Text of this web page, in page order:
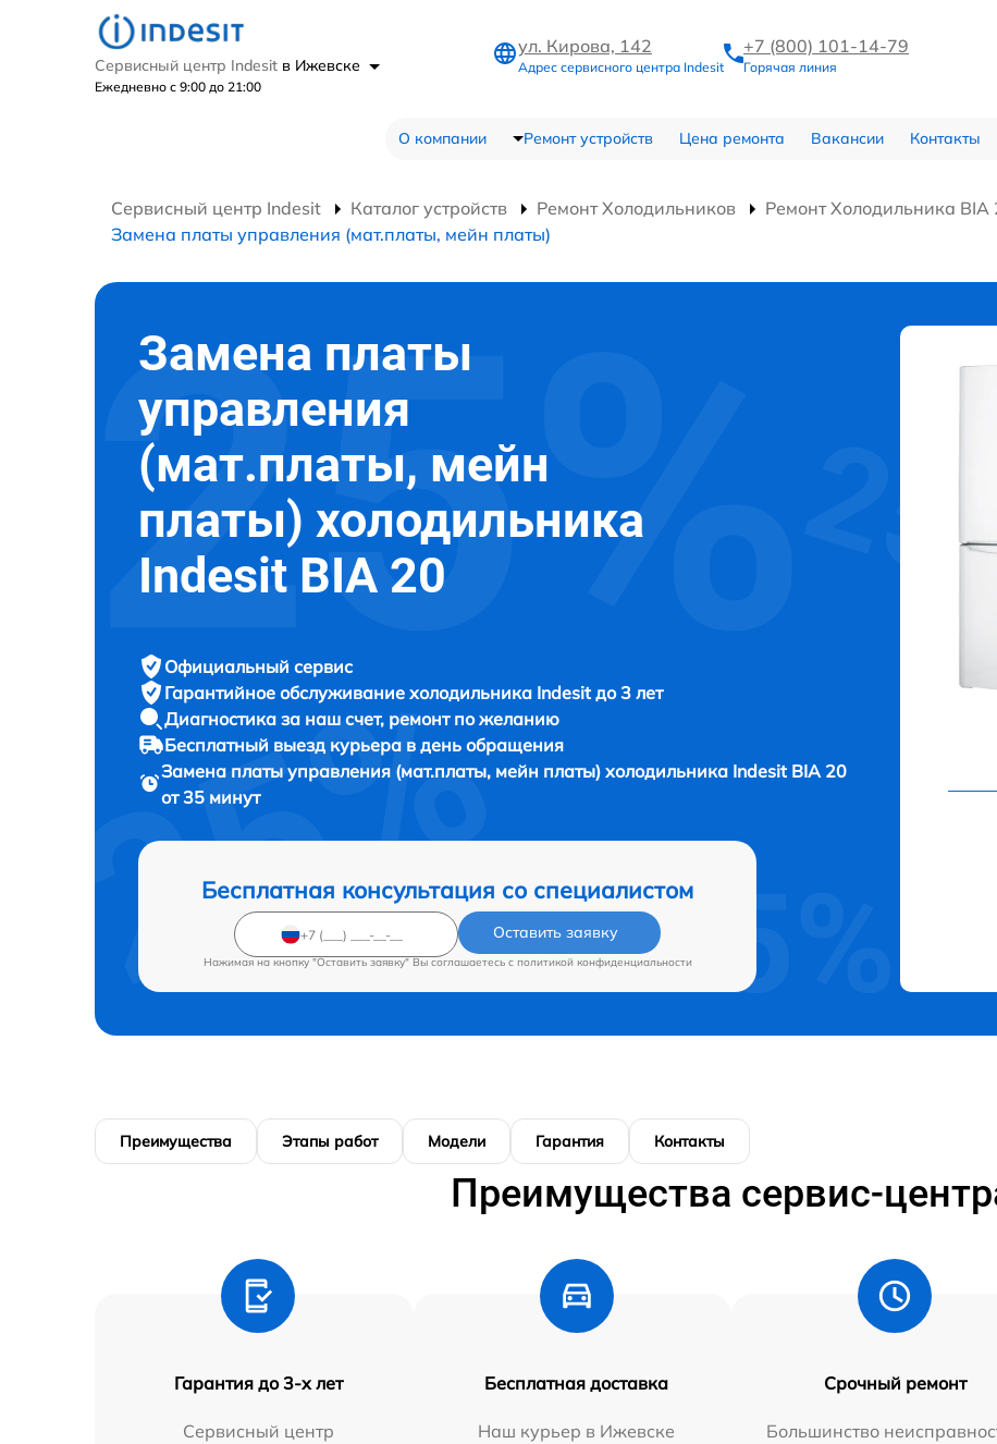
Сервисный центр Indesit в Ижевске
Ежедневно с 9:00 до 21:00
ул. Кирова, 142
Адрес сервисного центра Indesit
+7 (800) 101-14-79
Горячая линия
О компании Ремонт устройств Цена ремонта Вакансии Контакты
Сервисный центр Indesit Каталог устройств Ремонт Холодильников
Ремонт Холодильника BIA
Замена платы управления (мат.платы, мейн платы)
Замена платы
управления
(мат.платы, мейн
платы) холодильника
Indesit BIA 20
Официальный сервис
Гарантийное обслуживание холодильника Indesit до 3 лет
Диагностика за наш счет, ремонт по желанию
Бесплатный выезд курьера в день обращения
Замена платы управления (мат.платы, мейн платы) холодильника Indesit BIA 20
от 35 минут
Бесплатная консультация со специалистом
Оставить заявку
Нажимая на кнопку "Оставить заявку" Вы соглашаетесь c политикой конфиденциальности
Преимущества Этапы работ Модели Гарантия Контакты
Преимущества сервис-
Гарантия до 3-х лет
Сервисный центр
Бесплатная доставка
Наш курьер в Ижевске
Срочный ремонт
Большинство